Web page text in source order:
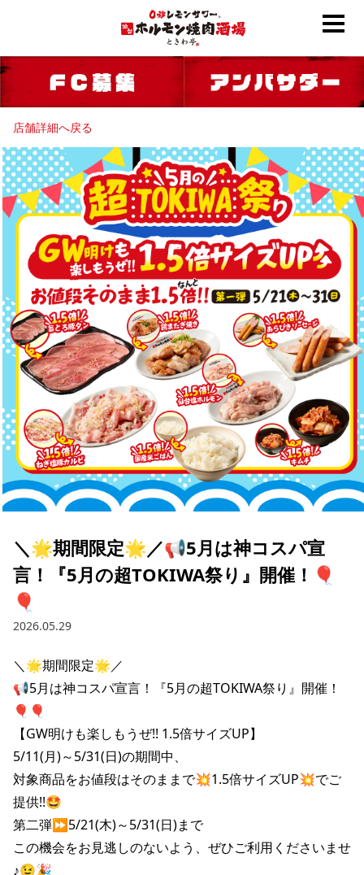
店舗詳細へ戻る
＼🌟期間限定🌟／📢5月は神コスパ宣
言！『5月の超TOKIWA祭り』開催！🎈
🎈
2026.05.29
＼🌟期間限定🌟／
📢5月は神コスパ宣言！『5月の超TOKIWA祭り』開催！
🎈🎈
【GW明けも楽しもうぜ!! 1.5倍サイズUP】
5/11(月)～5/31(日)の期間中、
対象商品をお値段はそのままで💥1.5倍サイズUP💥でご
提供!!🤩
第二弾⏩️5/21(木)～5/31(日)まで
この機会をお見逃しのないよう、ぜひご利用くださいませ
♪😉🎉